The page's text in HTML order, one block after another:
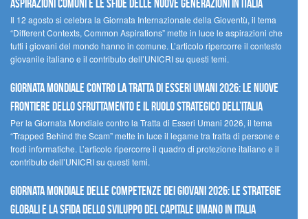
ASPIRAZIONI COMUNI E LE SFIDE DELLE NUOVE GENERAZIONI IN ITALIA
Il 12 agosto si celebra la Giornata Internazionale della Gioventù, il tema
“Different Contexts, Common Aspirations” mette in luce le aspirazioni che
tutti i giovani del mondo hanno in comune. L’articolo ripercorre il contesto
giovanile italiano e il contributo dell’UNICRI su questi temi.
GIORNATA MONDIALE CONTRO LA TRATTA DI ESSERI UMANI 2026: LE NUOVE
FRONTIERE DELLO SFRUTTAMENTO E IL RUOLO STRATEGICO DELL’ITALIA
Per la Giornata Mondiale contro la Tratta di Esseri Umani 2026, il tema
“Trapped Behind the Scam” mette in luce il legame tra tratta di persone e
frodi informatiche. L’articolo ripercorre il quadro di protezione italiano e il
contributo dell’UNICRI su questi temi.
GIORNATA MONDIALE DELLE COMPETENZE DEI GIOVANI 2026: LE STRATEGIE
GLOBALI E LA SFIDA DELLO SVILUPPO DEL CAPITALE UMANO IN ITALIA